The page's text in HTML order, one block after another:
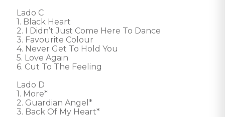
Lado C
1. Black Heart
2. I Didn’t Just Come Here To Dance
3. Favourite Colour
4. Never Get To Hold You
5. Love Again
6. Cut To The Feeling
Lado D
1. More*
2. Guardian Angel*
3. Back Of My Heart*